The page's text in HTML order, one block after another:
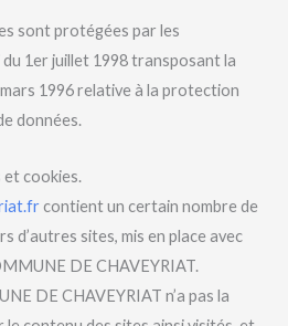
sont protégées par les
1er juillet 1998 transposant la
1996 relative à la protection
données.
et cookies.
contient un certain nombre de
d’autres sites, mis en place avec
DE CHAVEYRIAT.
DE CHAVEYRIAT n’a pas la